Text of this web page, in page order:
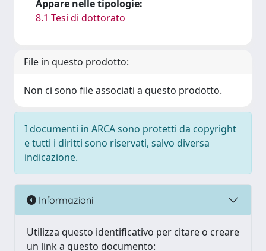
Appare nelle tipologie:
8.1 Tesi di dottorato
File in questo prodotto:
Non ci sono file associati a questo prodotto.
I documenti in ARCA sono protetti da copyright
e tutti i diritti sono riservati, salvo diversa
indicazione.
Informazioni
Utilizza questo identificativo per citare o creare
un link a questo documento: